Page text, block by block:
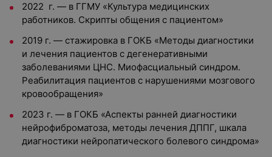
2022 г. — в ГГМУ «Культура медицинских
работников. Скрипты общения с пациентом»
2019 г. — стажировка в ГОКБ «Методы диагностики
и лечения пациентов с дегенеративными
заболеваниями ЦНС. Миофасциальный синдром.
Реабилитация пациентов с нарушениями мозгового
кровообращения»
2023 г. — в ГОКБ «Аспекты ранней диагностики
нейрофиброматоза, методы лечения ДППГ, шкала
диагностики нейропатического болевого синдрома»